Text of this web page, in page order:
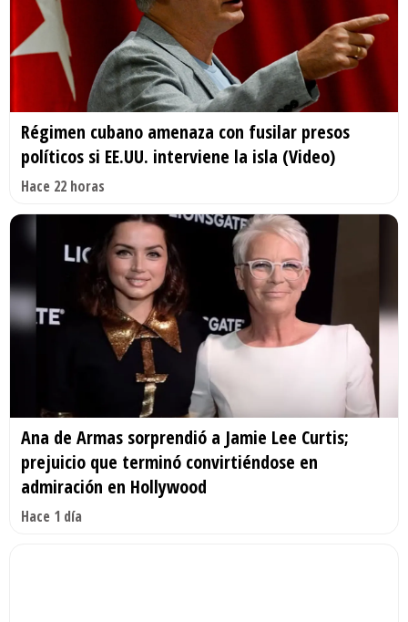
Régimen cubano amenaza con fusilar presos
políticos si EE.UU. interviene la isla (Video)
Hace 22 horas
Ana de Armas sorprendió a Jamie Lee Curtis;
prejuicio que terminó convirtiéndose en
admiración en Hollywood
Hace 1 día